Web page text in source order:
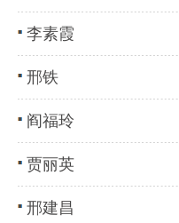
李素霞
邢铁
阎福玲
贾丽英
邢建昌